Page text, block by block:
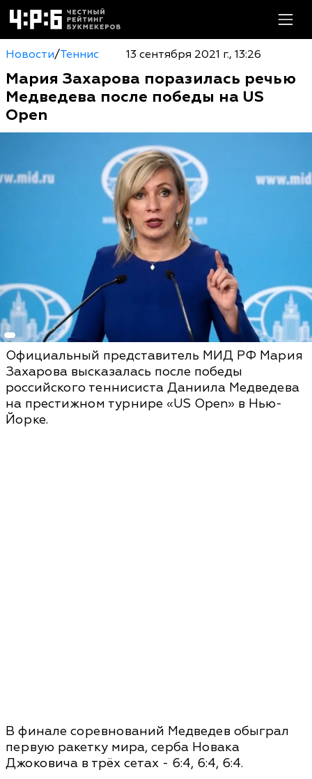
Новости/Теннис 13 сентября 2021 г., 13:26
Мария Захарова поразилась речью
Медведева после победы на US
Open
Официальный представитель МИД РФ Мария
Захарова высказалась после победы
российского теннисиста Даниила Медведева
на престижном турнире «US Open» в Нью-
Йорке.
В финале соревнований Медведев обыграл
первую ракетку мира, серба Новака
Джоковича в трёх сетах - 6:4, 6:4, 6:4.